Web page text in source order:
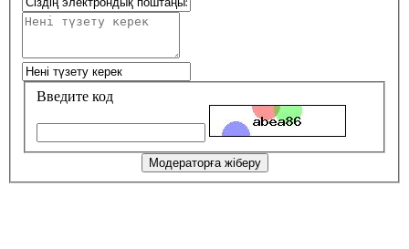
Введите код
Модераторға жіберу